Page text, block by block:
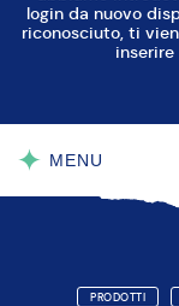
login da nuovo
riconosciuto, ti
MENU
PRODOTTI